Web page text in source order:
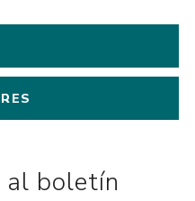
al boletín